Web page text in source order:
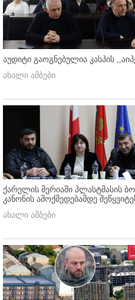
აუდიტი გაოგნებულია კასპის
ახალი ამბები
ქარელის მერიაში პლასტმასის
კანონის ამოქმედებამდე
ახალი ამბები